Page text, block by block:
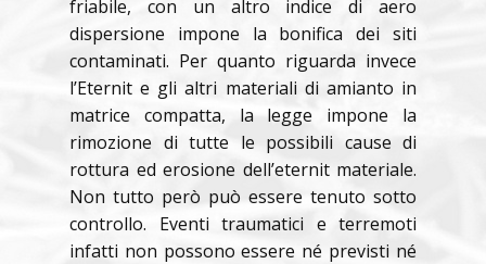
friabile, con un altro indice di aero
dispersione impone la bonifica dei siti
contaminati. Per quanto riguarda invece
l’Eternit e gli altri materiali di amianto in
matrice compatta, la legge impone la
rimozione di tutte le possibili cause di
rottura ed erosione dell’eternit materiale.
Non tutto però può essere tenuto sotto
controllo. Eventi traumatici e terremoti
infatti non possono essere né previsti né